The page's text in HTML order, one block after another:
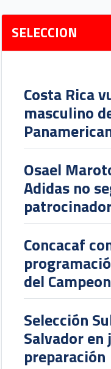
SELECCION
Costa Rica
masculino
Osael
Adidas no
Concacaf
del
Selección
Salvador en
preparación